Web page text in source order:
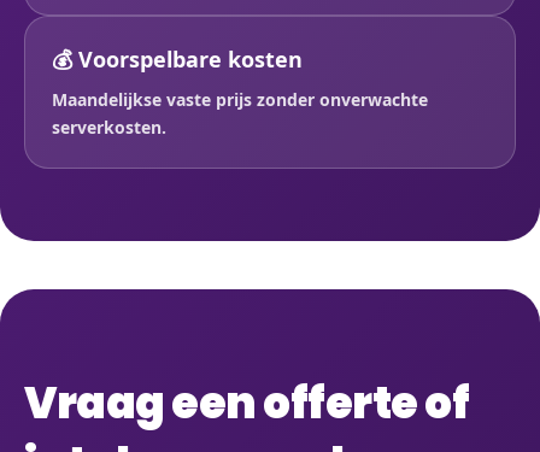
💰 Voorspelbare kosten
Maandelijkse vaste prijs zonder onverwachte
serverkosten.
Vraag een offerte of